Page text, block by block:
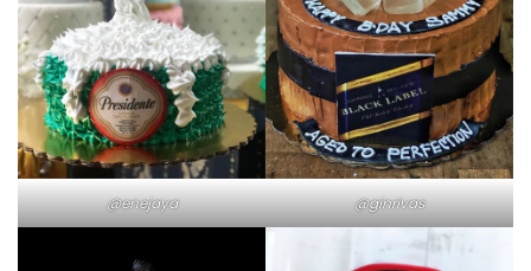
@enejaya @ginrivas